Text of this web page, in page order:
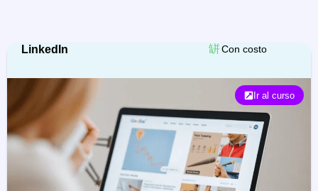
LinkedIn Con costo
Ir al curso